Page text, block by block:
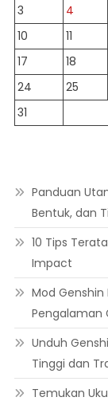
3
4
10
11
17
18
24
25
31
Panduan
Bentuk, dan
10 Tips
Impact
Mod
Pengalaman
Unduh
Tinggi dan
Temukan